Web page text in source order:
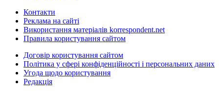
Контакти
Реклама на сайті
Використання матеріалів korrespondent.net
Правила користування сайтом
Договір користування сайтом
Політика у сфері конфіденційності і персональних даних
Угода щодо користування
Редакція